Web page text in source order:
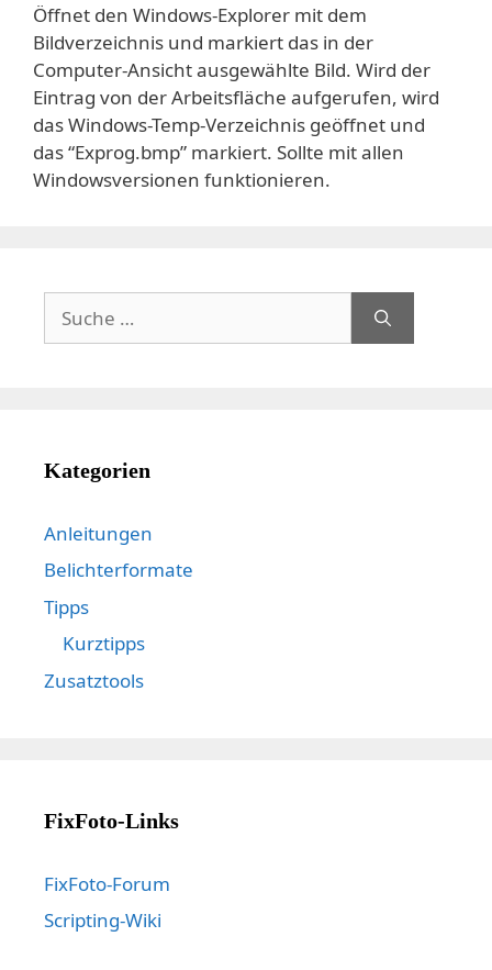
Öffnet den Windows-Explorer mit dem
Bildverzeichnis und markiert das in der
Computer-Ansicht ausgewählte Bild. Wird der
Eintrag von der Arbeitsfläche aufgerufen, wird
das Windows-Temp-Verzeichnis geöffnet und
das “Exprog.bmp” markiert. Sollte mit allen
Windowsversionen funktionieren.
nach:
Kategorien
Anleitungen
Belichterformate
Tipps
Kurztipps
Zusatztools
FixFoto-Links
FixFoto-Forum
Scripting-Wiki